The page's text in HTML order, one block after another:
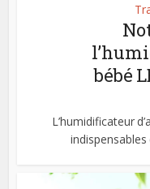
bébé
L’humidificateur
indispensables